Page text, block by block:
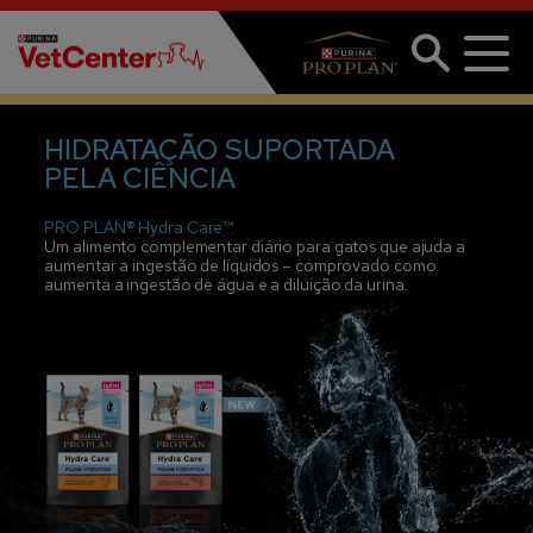
Passar para o conteúdo principal
HIDRATAÇÃO SUPORTADA
PELA CIÊNCIA
PRO PLAN® Hydra Care™.
Um alimento complementar diário para gatos que ajuda a
aumentar a ingestão de líquidos – comprovado como
aumenta a ingestão de água e a diluição da urina.